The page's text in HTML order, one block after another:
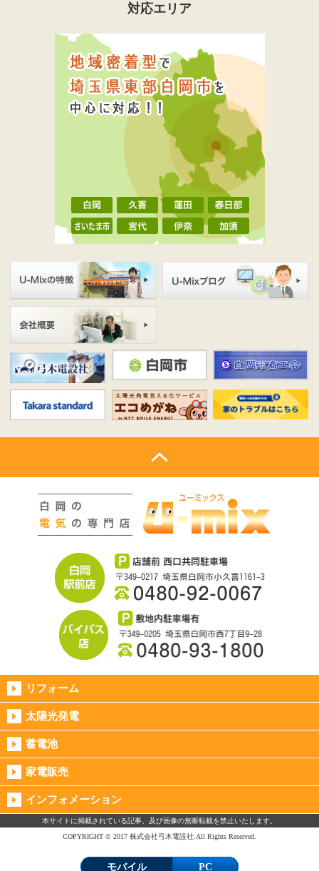
対応エリア
リフォーム
太陽光発電
蓄電池
家電販売
インフォメーション
本サイトに掲載されている記事、及び画像の無断転載を禁止いたします。
COPYRIGHT © 2017 株式会社弓木電設社.All Rights Reserved.
モバイル PC